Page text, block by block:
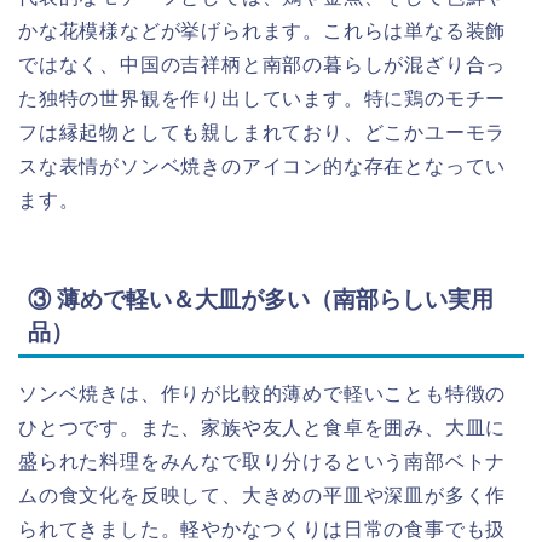
かな花模様などが挙げられます。これらは単なる装飾
ではなく、中国の吉祥柄と南部の暮らしが混ざり合っ
た独特の世界観を作り出しています。特に鶏のモチー
フは縁起物としても親しまれており、どこかユーモラ
スな表情がソンベ焼きのアイコン的な存在となってい
ます。
③ 薄めで軽い＆大皿が多い（南部らしい実用
品）
ソンベ焼きは、作りが比較的薄めで軽いことも特徴の
ひとつです。また、家族や友人と食卓を囲み、大皿に
盛られた料理をみんなで取り分けるという南部ベトナ
ムの食文化を反映して、大きめの平皿や深皿が多く作
られてきました。軽やかなつくりは日常の食事でも扱